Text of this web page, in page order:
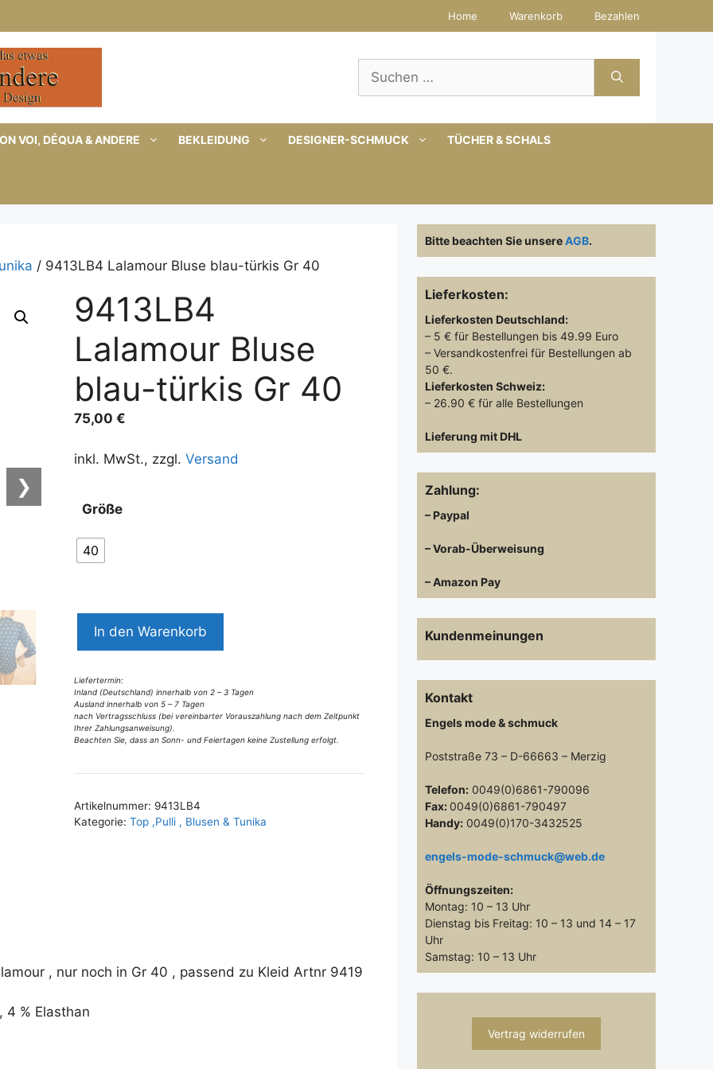
Home Warenkorb Bezahlen
Suchen
nach:
VOI, DÉQUA & ANDERE BEKLEIDUNG DESIGNER-SCHMUCK TÜCHER & SCHALS
/ 9413LB4 Lalamour Bluse blau-türkis Gr 40
❯
9413LB4
Lalamour Bluse
blau-türkis Gr 40
75,00€
inkl. MwSt., zzgl.Versand
Größe
40
9413LB4
Lalamour
blau-
türkis
Gr
40
In den Warenkorb
Liefertermin:
Inland (Deutschland) innerhalb von 2 – 3 Tagen
Ausland innerhalb von 5 – 7 Tagen
nach Vertragsschluss (bei vereinbarter Vorauszahlung nach dem Zeitpunkt
Ihrer Zahlungsanweisung).
Beachten Sie, dass an Sonn- und Feiertagen keine Zustellung erfolgt.
l
e
:
Artikelnummer: 9413LB4
Kategorie:Top ,Pulli , Blusen & Tunika
, nur noch in Gr 40 , passend zu Kleid Artnr 9419
4 % Elasthan
Bitte beachten Sie unsereAGB.
Lieferkosten:
Lieferkosten Deutschland:
– 5 € für Bestellungen bis 49.99 Euro
– Versandkostenfrei für Bestellungen ab
50 €.
Lieferkosten Schweiz:
– 26.90 € für alle Bestellungen
Lieferung mit DHL
Zahlung:
– Paypal
– Vorab-Überweisung
– Amazon Pay
Kundenmeinungen
Kontakt
Engels mode & schmuck
Poststraße 73 – D-66663 – Merzig
Telefon: 0049(0)6861-790096
Fax: 0049(0)6861-790497
Handy: 0049(0)170-3432525
engels-mode-schmuck@web.de
Öffnungszeiten:
Montag: 10 – 13 Uhr
Dienstag bis Freitag: 10 – 13 und 14 – 17
Uhr
Samstag: 10 – 13 Uhr
Vertrag widerrufen